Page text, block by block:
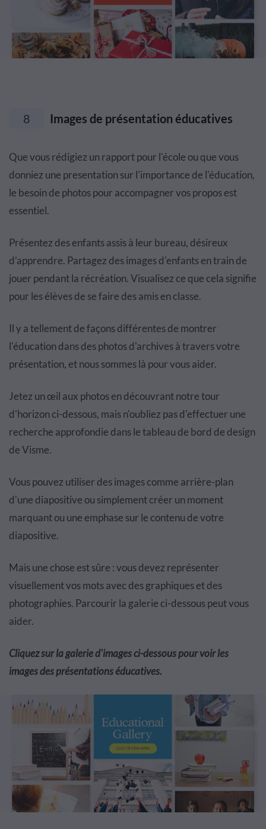
8 Images de présentation éducatives
Que vous rédigiez un rapport pour l'école ou que vous
donniez une presentation sur l'importance de l'éducation,
le besoin de photos pour accompagner vos propos est
essentiel.
Présentez des enfants assis à leur bureau, désireux
d’apprendre. Partagez des images d'enfants en train de
jouer pendant la récréation. Visualisez ce que cela signifie
pour les élèves de se faire des amis en classe.
Il y a tellement de façons différentes de montrer
l'éducation dans des photos d'archives à travers votre
présentation, et nous sommes là pour vous aider.
Jetez un œil aux photos en découvrant notre tour
d'horizon ci-dessous, mais n'oubliez pas d'effectuer une
recherche approfondie dans le tableau de bord de design
de Visme.
Vous pouvez utiliser des images comme arrière-plan
d'une diapositive ou simplement créer un moment
marquant ou une emphase sur le contenu de votre
diapositive.
Mais une chose est sûre : vous devez représenter
visuellement vos mots avec des graphiques et des
photographies. Parcourir la galerie ci-dessous peut vous
aider.
Cliquez sur la galerie d'images ci-dessous pour voir les
images des présentations éducatives.